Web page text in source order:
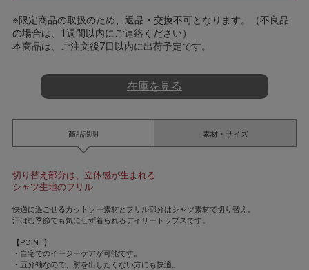
※限定商品の取扱のため、返品・交換不可となります。（不良品
の場合は、1週間以内にご連絡ください）
本商品は、ご注文後7日以内に出荷予定です。
在庫を見る
商品説明
切り替え部分は、立体感が生まれる
シャツ生地のフリル
快適に過ごせるカットソー素材とフリル部分はシャツ素材で切り替え。
汗ばむ季節でも気にせず着られるデイリートップスです。
【POINT】
・自宅でのイージーケアが可能です。
・五分袖なので、肘を出したくない方にも快適。
素材・サイズ